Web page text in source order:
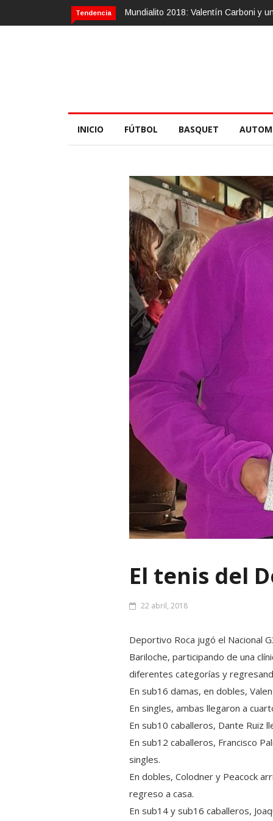
Tendencia
Carboni y una zurda mágicaCalvario Race 2018, 10 de
INICIO FÚTBOL BASQUET
El tenis del
22 abril, 2018
Deportivo Roca jugó el Nacional
Bariloche, participando de una
diferentes categorías y
En sub16 damas, en dobles,
En singles, ambas llegaron a cua
En sub10 caballeros, Dante Ruiz
En sub12 caballeros, Francisco
singles.
En dobles, Colodner y Peacock
regreso a casa.
En sub14 y sub16 caballeros,